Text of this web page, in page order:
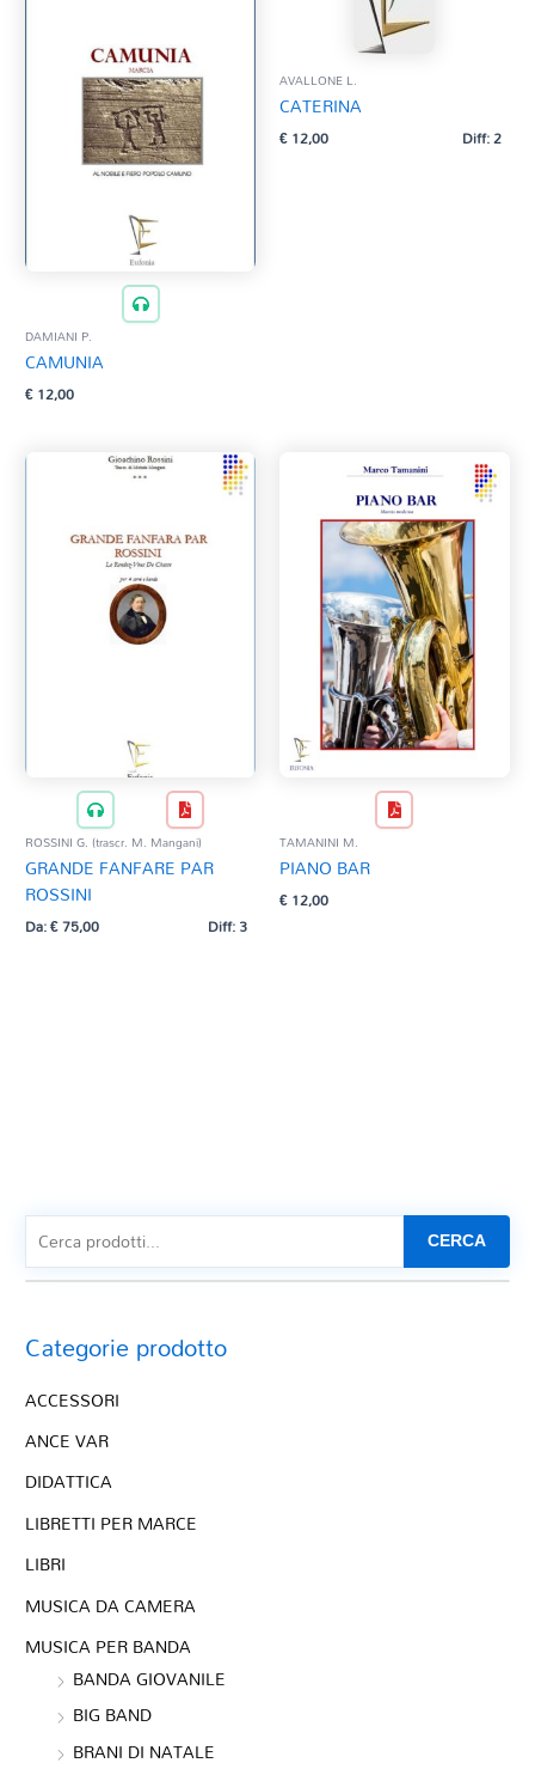
DAMIANI P.
CAMUNIA
€12,00
AVALLONE L.
CATERINA
€12,00 Diff: 2
ROSSINI G. (trascr. M. Mangani)
GRANDE FANFARE PAR
ROSSINI
Da:€75,00 Diff: 3
TAMANINI M.
PIANO BAR
€12,00
CERCA
Categorie prodotto
ACCESSORI
ANCE VAR
DIDATTICA
LIBRETTI PER MARCE
LIBRI
MUSICA DA CAMERA
MUSICA PER BANDA
BANDA GIOVANILE
BIG BAND
BRANI DI NATALE